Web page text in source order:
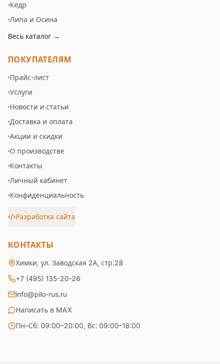
Кедр
Липа и Осина
Весь каталог →
ПОКУПАТЕЛЯМ
Прайс-лист
Услуги
Новости и статьи
Доставка и оплата
Акции и скидки
О производстве
Контакты
Личный кабинет
Конфиденциальность
Разработка сайта
КОНТАКТЫ
Химки, ул. Заводская 2А, стр.28
+7 (495) 135-20-26
info@pilo-rus.ru
Написать в MAX
Пн–Сб: 09:00–20:00, Вс: 09:00–18:00